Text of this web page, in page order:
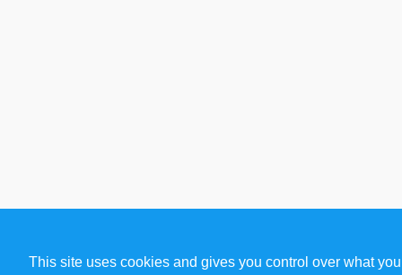
This site uses cookies and gives you control over what you